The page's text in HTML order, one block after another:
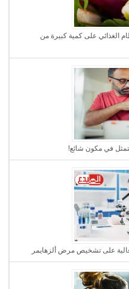
الغذائي على كمية كبيرة من
يتمثل في مكون شائع!
عالية على تشخيص مرض ألزهايمر